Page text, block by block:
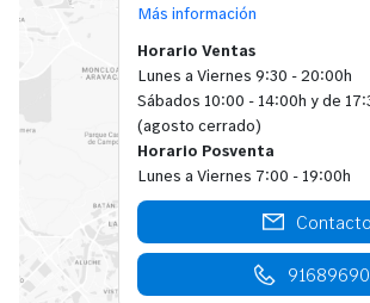
Más información
Horario Ventas
Lunes a Viernes 9:30 - 20:00h
Sábados 10:00 - 14:00h y de
(agosto cerrado)
Horario Posventa
Lunes a Viernes 7:00 - 19:00h
Contacto